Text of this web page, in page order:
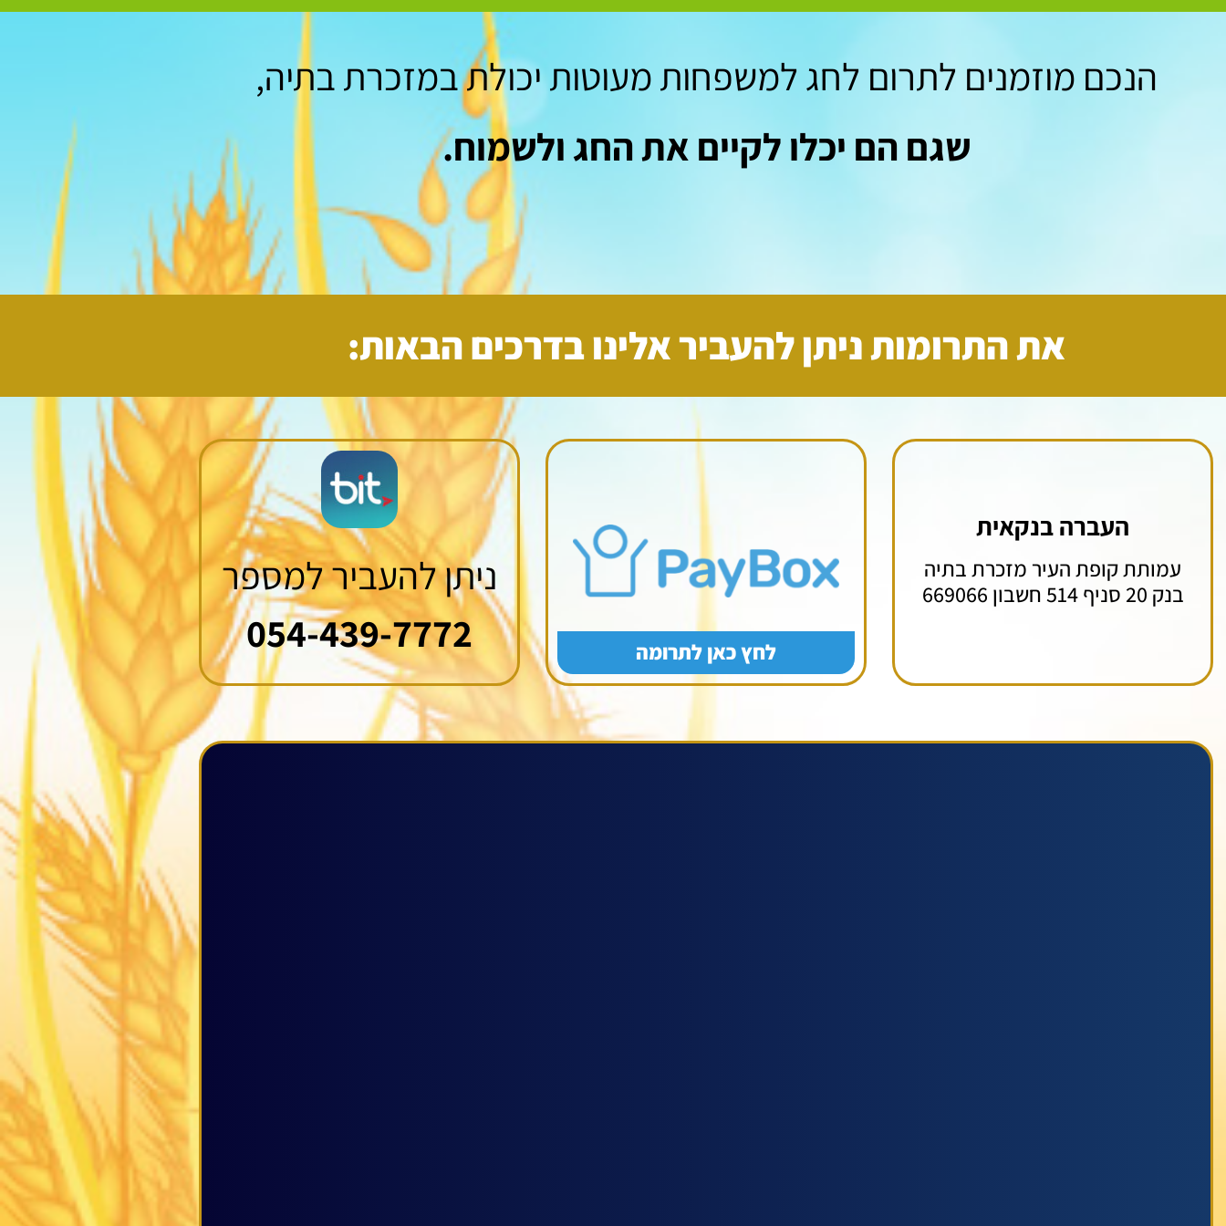
הנכם מוזמנים לתרום לחג למשפחות מעוטות יכולת במזכרת בתיה,
שגם הם יכלו לקיים את החג ולשמוח.
את התרומות ניתן להעביר אלינו בדרכים הבאות:
העברה בנקאית
עמותת קופת העיר מזכרת בתיה
בנק 20 סניף 514 חשבון 669066
לחץ כאן לתרומה
ניתן להעביר למספר
054-439-7772